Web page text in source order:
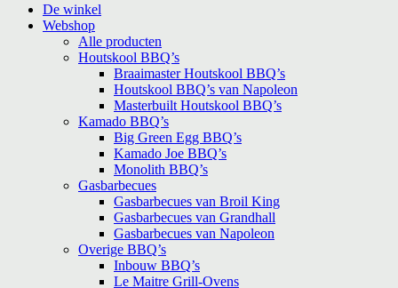
De winkel
Webshop
Alle producten
Houtskool BBQ’s
Braaimaster Houtskool BBQ’s
Houtskool BBQ’s van Napoleon
Masterbuilt Houtskool BBQ’s
Kamado BBQ’s
Big Green Egg BBQ’s
Kamado Joe BBQ’s
Monolith BBQ’s
Gasbarbecues
Gasbarbecues van Broil King
Gasbarbecues van Grandhall
Gasbarbecues van Napoleon
Overige BBQ’s
Inbouw BBQ’s
Le Maitre Grill-Ovens